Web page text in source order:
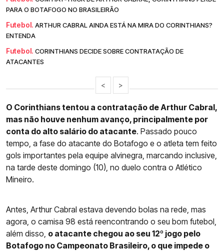
PARA O BOTAFOGO NO BRASILEIRÃO
Futebol. ARTHUR CABRAL AINDA ESTÁ NA MIRA DO CORINTHIANS?
ENTENDA
Futebol. CORINTHIANS DECIDE SOBRE CONTRATAÇÃO DE
ATACANTES
< >
O Corinthians tentou a contratação de Arthur Cabral,
mas não houve nenhum avanço, principalmente por
conta do alto salário do atacante. Passado pouco
tempo, a fase do atacante do Botafogo e o atleta tem feito
gols importantes pela equipe alvinegra, marcando inclusive,
na tarde deste domingo (10), no duelo contra o Atlético
Mineiro.
Antes, Arthur Cabral estava devendo bolas na rede, mas
agora, o camisa 98 está reencontrando o seu bom futebol,
além disso, o atacante chegou ao seu 12º jogo pelo
Botafogo no Campeonato Brasileiro, o que impede o